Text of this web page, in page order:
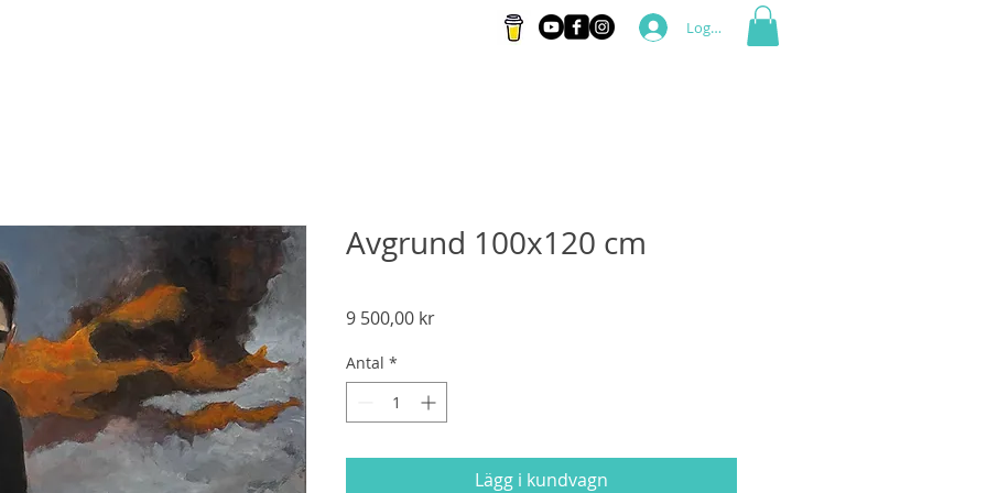
Logga in
Avgrund 100x120 cm
9 500,00 krPris
Antal *
Lägg i kundvagn